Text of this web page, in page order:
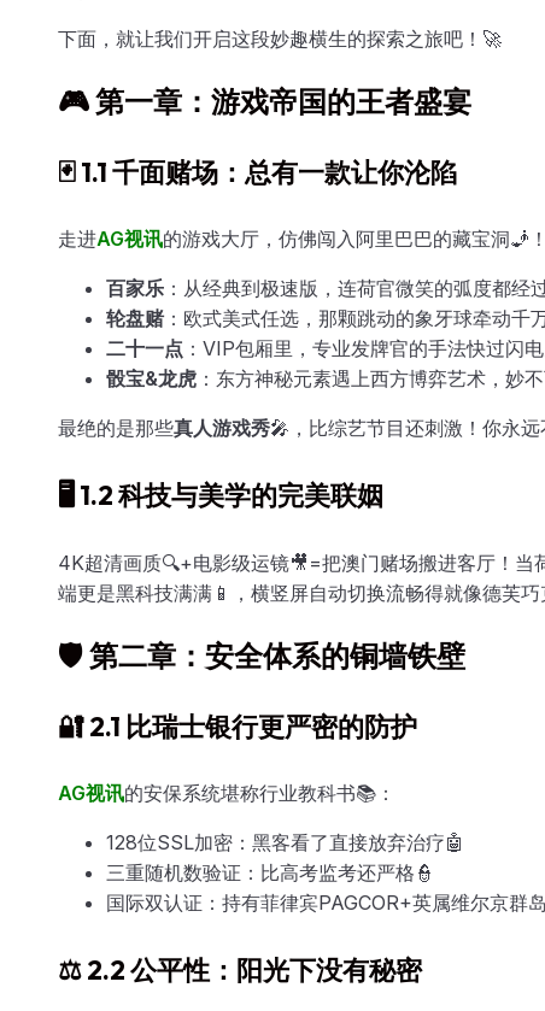
下面，就让我们开启这段妙趣横生的探索之旅吧！🚀
🎮 第一章：游戏帝国的王者盛宴
🃏 1.1 千面赌场：总有一款让你沦陷
走进AG视讯的游戏大厅，仿佛闯入阿里巴巴的藏宝洞🧞
百家乐 ：从经典到极速版，连荷官微笑的弧度都经
轮盘赌：欧式美式任选，那颗跳动的象牙球牵动千
二十一点 ：VIP包厢里，专业发牌官的手法快过闪电
骰宝&龙虎 ：东方神秘元素遇上西方博弈艺术，妙
最绝的是那些真人游戏秀🎤，比综艺节目还刺激！你永
🖥️ 1.2 科技与美学的完美联姻
4K超清画质🔍+电影级运镜🎥=把澳门赌场搬进客厅！
端更是黑科技满满📱，横竖屏自动切换流畅得就像德芙
🛡️ 第二章：安全体系的铜墙铁壁
🔐 2.1 比瑞士银行更严密的防护
AG视讯的安保系统堪称行业教科书📚：
128位SSL加密：黑客看了直接放弃治疗🤖
三重随机数验证：比高考监考还严格👮
国际双认证：持有菲律宾PAGCOR+英属维尔京群
⚖️ 2.2 公平性：阳光下没有秘密